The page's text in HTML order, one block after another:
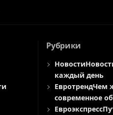
Рубрики
Новости
каждый день
ЕвротрендЧем
современное
Евроэкспресс